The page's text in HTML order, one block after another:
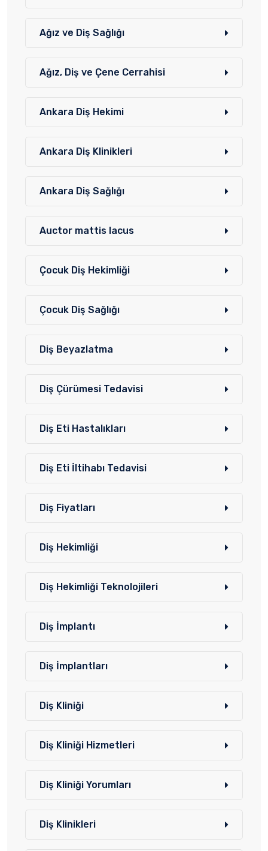
Ağız ve Diş Sağlığı
Ağız, Diş ve Çene Cerrahisi
Ankara Diş Hekimi
Ankara Diş Klinikleri
Ankara Diş Sağlığı
Auctor mattis lacus
Çocuk Diş Hekimliği
Çocuk Diş Sağlığı
Diş Beyazlatma
Diş Çürümesi Tedavisi
Diş Eti Hastalıkları
Diş Eti İltihabı Tedavisi
Diş Fiyatları
Diş Hekimliği
Diş Hekimliği Teknolojileri
Diş İmplantı
Diş İmplantları
Diş Kliniği
Diş Kliniği Hizmetleri
Diş Kliniği Yorumları
Diş Klinikleri